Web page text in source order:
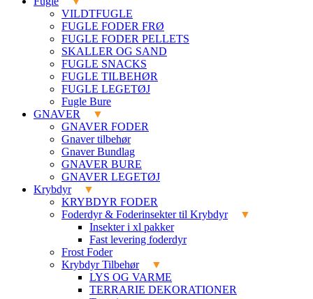
VILDTFUGLE
FUGLE FODER FRØ
FUGLE FODER PELLETS
SKALLER OG SAND
FUGLE SNACKS
FUGLE TILBEHØR
FUGLE LEGETØJ
Fugle Bure
GNAVER
GNAVER FODER
Gnaver tilbehør
Gnaver Bundlag
GNAVER BURE
GNAVER LEGETØJ
Krybdyr
KRYBDYR FODER
Foderdyr & Foderinsekter til Krybdyr
Insekter i xl pakker
Fast levering foderdyr
Frost Foder
Krybdyr Tilbehør
LYS OG VARME
TERRARIE DEKORATIONER